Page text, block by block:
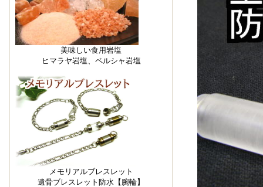
美味しい食用岩塩
ヒマラヤ岩塩、ペルシャ岩塩
メモリアルブレスレット
遺骨ブレスレット防水【腕輪】